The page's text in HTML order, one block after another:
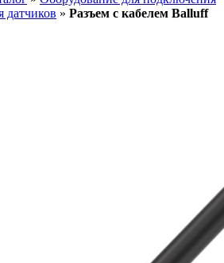
датчиков » Разъем с кабелем Balluff